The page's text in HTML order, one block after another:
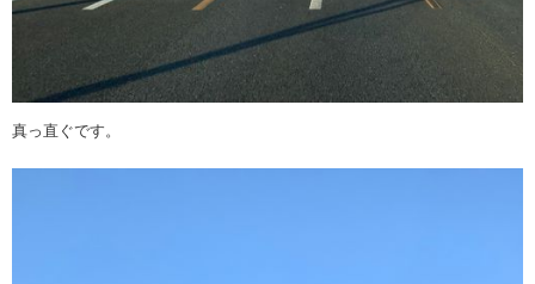
真っ直ぐです。